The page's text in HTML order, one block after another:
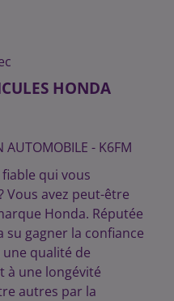
HONDA
AUTOMOBILE - K6FM
qui vous
Vous avez peut-être
Honda. Réputée
su gagner la confiance
qualité de
à une longévité
autres par la